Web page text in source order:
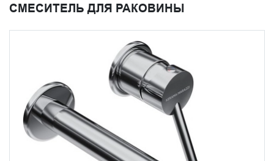
долговечные материалы премиум-класса.
технологии могут преобразить привычные предметы
сантехники. Подвесная конструкция не только
визуально расширяет пространство, но и существенно
упрощает уборку, а надежность подтверждается 10-
летней гарантией производителя. Это делает Xpro
идеальным выбором для тех, кто ценит инновации,
качество и долговечность.
СМЕСИТЕЛЬ ДЛЯ РАКОВИНЫ